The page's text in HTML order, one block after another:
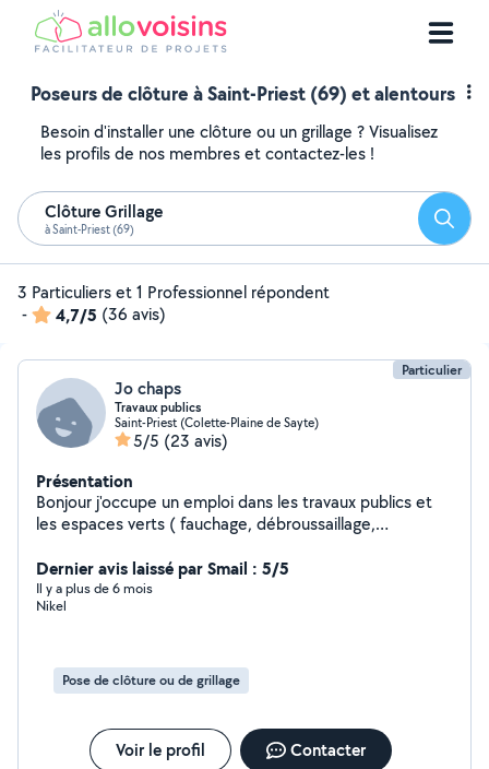
Poseurs de clôture à Saint-Priest (69) et alentours
Besoin d'installer une clôture ou un grillage ? Visualisez
les profils de nos membres et contactez-les !
Clôture Grillage
à Saint-Priest (69)
3 Particuliers et 1 Professionnel répondent
-
4,7/5 (36 avis)
Particulier
Jo chaps
Travaux publics
Saint-Priest (Colette-Plaine de Sayte)
5/5 (23 avis)
Présentation
Bonjour j'occupe un emploi dans les travaux publics et
les espaces verts ( fauchage, débroussaillage,
exercé le dur métier de déménageur professionnel
pendant 13 ans à travers toute la France . Je suis bon
bricoleur et j'aime le contact humain. Enlèvement de
meubles, soudure métallique, petites menuiseries ( je
suis équipé de machines à bois ). N'hésitez pas à me
sans engagement afin de vous conseiller et évaluer
ensemble le travail à effectuer. Cordialement
Dernier avis laissé par Smail : 5/5
Il y a plus de 6 mois
Nikel
Pose de clôture ou de grillage
Voir le profil Contacter